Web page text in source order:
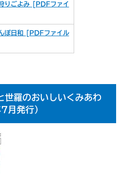
りごよみ [PDFファイ
ぽ日和 [PDFファイル
羅のおいしいくみあわ
発行）